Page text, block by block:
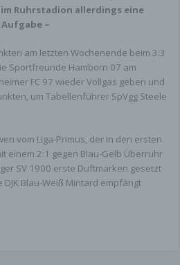
Ruhrstadion allerdings eine
–
am letzten Wochenende beim 3:3
Sportfreunde Hamborn 07 am
FC 97 wieder Vollgas geben und
um Tabellenführer SpVgg Steele
vom Liga-Primus, der in den ersten
einem 2:1 gegen Blau-Gelb Überruhr
SV 1900 erste Duftmarken gesetzt
Blau-Weiß Mintard empfängt